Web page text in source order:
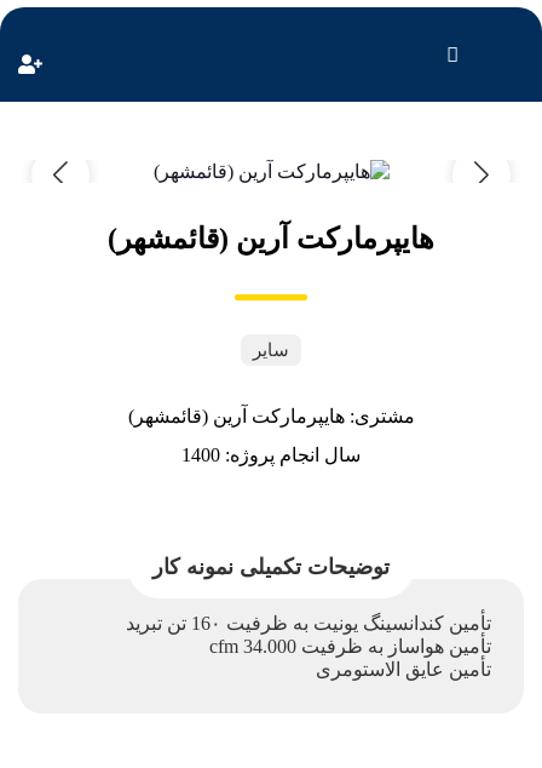
هایپرمارکت آرین (قائمشهر)
سایر
مشتری: هایپرمارکت آرین (قائمشهر)
سال انجام پروژه: 1400
توضیحات تکمیلی نمونه کار
ﺗﺄمین کندانسینگ یونیت به ظرفیت 16۰ تن تبرید
ﺗﺄمین هواساز به ظرفیت 34.000 cfm
ﺗﺄمین عایق الاستومری